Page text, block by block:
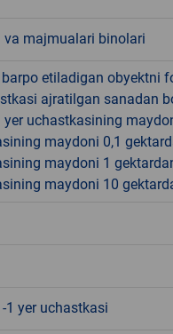
va majmualari binolari
etiladigan obyektni
ajratilgan sanadan
uchastkasining
maydoni 0,1
maydoni 1
maydoni 10
1 yer uchastkasi